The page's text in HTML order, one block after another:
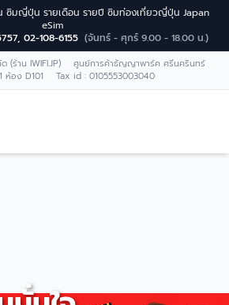
ซิมญี่ปุ่น รายเดือน รายปี ซิมท่องเที่ยวญี่ปุ่น Japan
eSim
02-108-6155 (จันทร์ - ศุกร์ 9.00 - 18.00 น.)
(ร้าน IWIFI.JP) ศูนย์การค้าธัญญาพาร์ค ศรีนครินทร์
ห้อง D101 Tax id : 0105553003040